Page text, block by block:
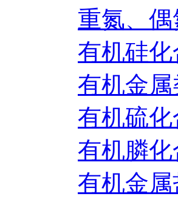
重氮、
有机硅化
有机金
有机硫化
有机膦化
有机金属